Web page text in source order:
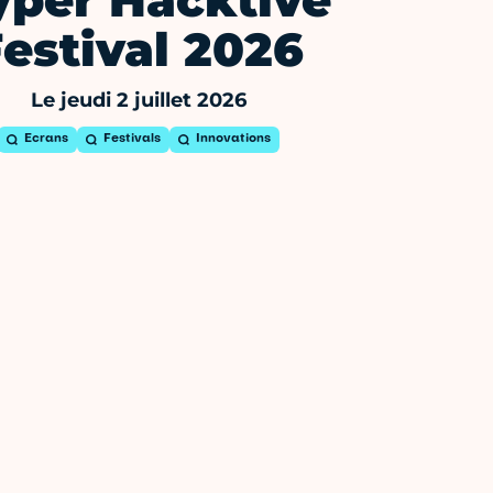
2026
Le jeudi 2 juillet 2026
Ecrans Festivals Innovations